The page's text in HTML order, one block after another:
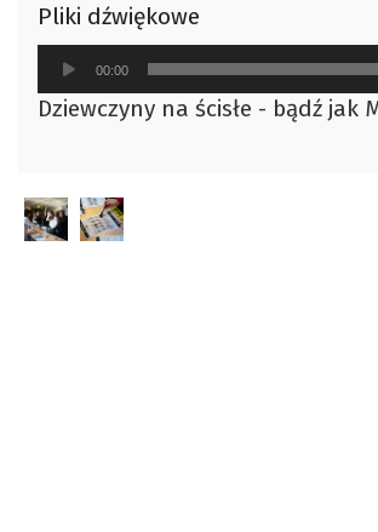
Pliki dźwiękowe
Odtwarzacz
plików
dźwiękowych
00:00
Dziewczyny na ścisłe - bądź jak